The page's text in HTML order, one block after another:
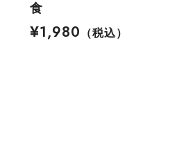
食
¥1,980
（税込）